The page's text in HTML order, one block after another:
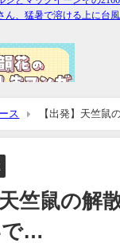
ス 【出発】天竺鼠
天竺鼠の解
で…